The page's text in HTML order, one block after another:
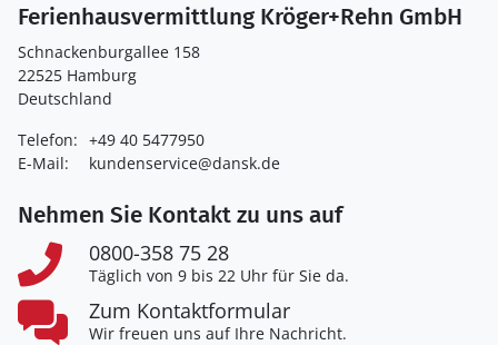
Ferienhausvermittlung Kröger+Rehn GmbH
Schnackenburgallee 158
22525 Hamburg
Deutschland
Telefon: +49 40 5477950
E-Mail:
kundenservice@dansk.de
Nehmen Sie Kontakt zu uns auf
0800-358 75 28
Täglich von 9 bis 22 Uhr für Sie da.
Zum Kontaktformular
Wir freuen uns auf Ihre Nachricht.